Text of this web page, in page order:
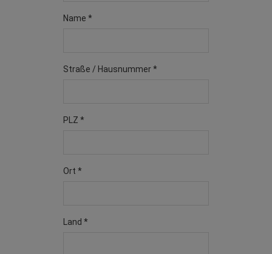
Name *
Straße / Hausnummer *
PLZ *
Ort *
Land *